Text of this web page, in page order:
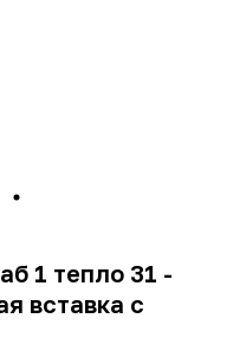
1 тепло 31 -
вставка с